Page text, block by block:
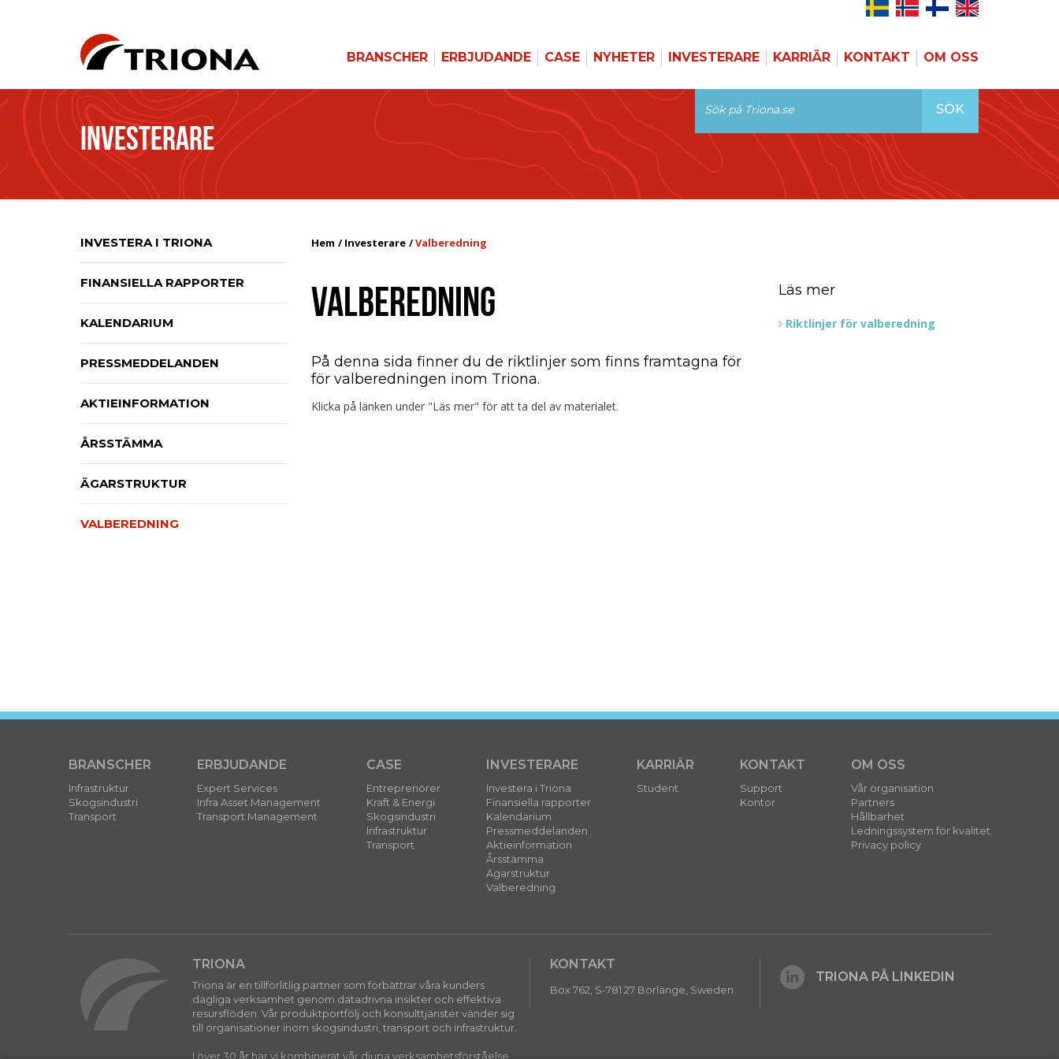
BRANSCHER ERBJUDANDE CASE NYHETER INVESTERARE KARRIÄR KONTAKT OM OSS
INVESTERARE
SÖK
INVESTERA I TRIONA
FINANSIELLA RAPPORTER
KALENDARIUM
PRESSMEDDELANDEN
AKTIEINFORMATION
ÅRSSTÄMMA
ÄGARSTRUKTUR
VALBEREDNING
Hem Investerare Valberedning
VALBEREDNING
På denna sida finner du de riktlinjer som finns framtagna för
för valberedningen inom Triona.
Klicka på länken under "Läs mer" för att ta del av materialet.
Läs mer
Riktlinjer för valberedning
BRANSCHER
Infrastruktur
Skogsindustri
Transport
ERBJUDANDE
Expert Services
Infra Asset Management
Transport Management
CASE
Entreprenörer
Kraft & Energi
Skogsindustri
Infrastruktur
Transport
INVESTERARE
Investera i Triona
Finansiella rapporter
Kalendarium
Pressmeddelanden
Aktieinformation
Årsstämma
Ägarstruktur
Valberedning
KARRIÄR
Student
KONTAKT
Support
Kontor
OM OSS
Vår organisation
Partners
Hållbarhet
Ledningssystem för kvalitet
Privacy policy
TRIONA
Triona är en tillförlitlig partner som förbättrar våra kunders
dagliga verksamhet genom datadrivna insikter och effektiva
resursflöden. Vår produktportfölj och konsulttjänster vänder sig
till organisationer inom skogsindustri, transport och infrastruktur.
I över 30 år har vi kombinerat vår djupa verksamhetsförståelse
KONTAKT
Box 762, S-781 27 Borlänge, Sweden
TRIONA PÅ LINKEDIN